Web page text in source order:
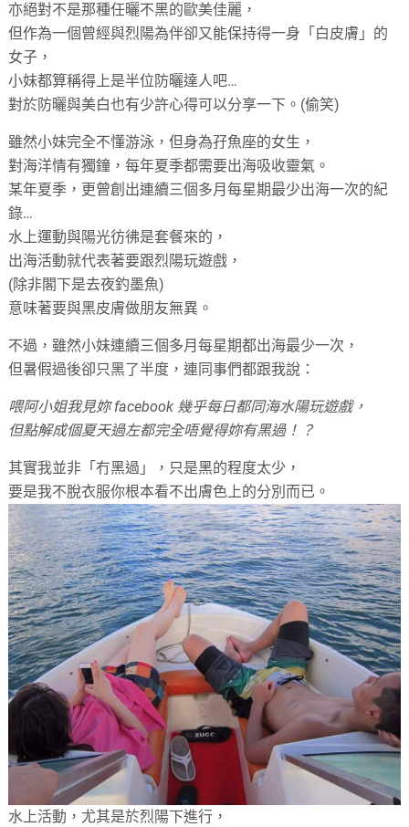
亦絕對不是那種任曬不黑的歐美佳麗，
但作為一個曾經與烈陽為伴卻又能保持得一身「白皮膚」的
女子，
小妹都算稱得上是半位防曬達人吧…
對於防曬與美白也有少許心得可以分享一下。(偷笑)
雖然小妹完全不懂游泳，但身為孖魚座的女生，
對海洋情有獨鐘，每年夏季都需要出海吸收靈氣。
某年夏季，更曾創出連續三個多月每星期最少出海一次的紀
錄…
水上運動與陽光彷彿是套餐來的，
出海活動就代表著要跟烈陽玩遊戲，
(除非閣下是去夜釣墨魚)
意味著要與黑皮膚做朋友無異。
不過，雖然小妹連續三個多月每星期都出海最少一次，
但暑假過後卻只黑了半度，連同事們都跟我說：
喂阿小姐我見妳 facebook 幾乎每日都同海水陽玩遊戲，
但點解成個夏天過左都完全唔覺得妳有黑過！？
其實我並非「冇黑過」，只是黑的程度太少，
要是我不脫衣服你根本看不出膚色上的分別而已。
水上活動，尤其是於烈陽下進行，